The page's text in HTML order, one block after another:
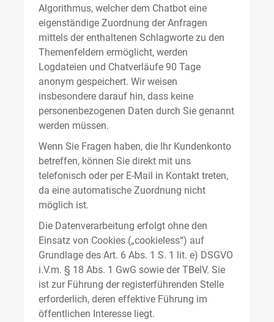
Algorithmus, welcher dem Chatbot eine
eigenständige Zuordnung der Anfragen
mittels der enthaltenen Schlagworte zu den
Themenfeldern ermöglicht, werden
Logdateien und Chatverläufe 90 Tage
anonym gespeichert. Wir weisen
insbesondere darauf hin, dass keine
personenbezogenen Daten durch Sie genannt
werden müssen.
Wenn Sie Fragen haben, die Ihr Kundenkonto
betreffen, können Sie direkt mit uns
telefonisch oder per E-Mail in Kontakt treten,
da eine automatische Zuordnung nicht
möglich ist.
Die Datenverarbeitung erfolgt ohne den
Einsatz von Cookies („cookieless“) auf
Grundlage des Art. 6 Abs. 1 S. 1 lit. e) DSGVO
i.V.m. § 18 Abs. 1 GwG sowie der TBelV. Sie
ist zur Führung der registerführenden Stelle
erforderlich, deren effektive Führung im
öffentlichen Interesse liegt.